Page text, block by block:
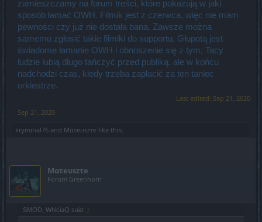
zamieszczamy na forum treści, które pokazują w jaki
sposób łamać OWH. Filmik jest z czerwca, więc nie mam
pewności czy już nie dostała bana. Zawsze można
samemu zgłosić takie filmiki do supportu. Głupotą jest
świadome łamanie OWH i obnoszenie się z tym. Tacy
ludzie lubią długo tańczyć przed publiką, ale w końcu
nadchodzi czas, kiedy trzeba zapłacić za ten taniec
orkiestrze.
Last edited: Sep 21, 2020
Sep 21, 2020
kryminal76 and Mατeυszτe like this.
Mατeυszτe
Forum Greenhorn
SMOD_WhiciaQ said: ↑